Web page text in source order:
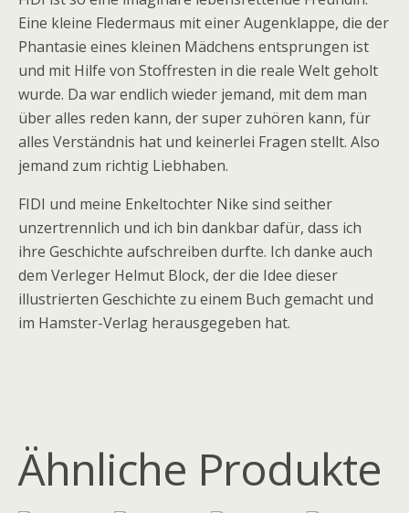
Eine kleine Fledermaus mit einer Augenklappe, die der
Phantasie eines kleinen Mädchens entsprungen ist
und mit Hilfe von Stoffresten in die reale Welt geholt
wurde. Da war endlich wieder jemand, mit dem man
über alles reden kann, der super zuhören kann, für
alles Verständnis hat und keinerlei Fragen stellt. Also
jemand zum richtig Liebhaben.
FIDI und meine Enkeltochter Nike sind seither
unzertrennlich und ich bin dankbar dafür, dass ich
ihre Geschichte aufschreiben durfte. Ich danke auch
dem Verleger Helmut Block, der die Idee dieser
illustrierten Geschichte zu einem Buch gemacht und
im Hamster-Verlag herausgegeben hat.
Ähnliche Produkte